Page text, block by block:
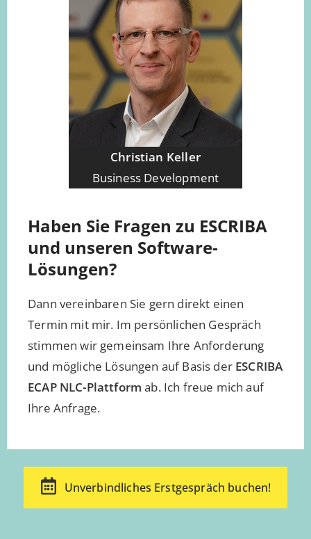
Christian Keller
Business Development
Haben Sie Fragen zu ESCRIBA
und unseren Software-
Lösungen?
Dann vereinbaren Sie gern direkt einen
Termin mit mir. Im persönlichen Gespräch
stimmen wir gemeinsam Ihre Anforderung
und mögliche Lösungen auf Basis der ESCRIBA
ECAP NLC-Plattform ab. Ich freue mich auf
Ihre Anfrage.
Unverbindliches Erstgespräch buchen!